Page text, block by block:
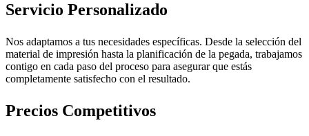
Servicio Personalizado
Nos adaptamos a tus necesidades específicas. Desde la selección del
material de impresión hasta la planificación de la pegada, trabajamos
contigo en cada paso del proceso para asegurar que estás
completamente satisfecho con el resultado.
Precios Competitivos